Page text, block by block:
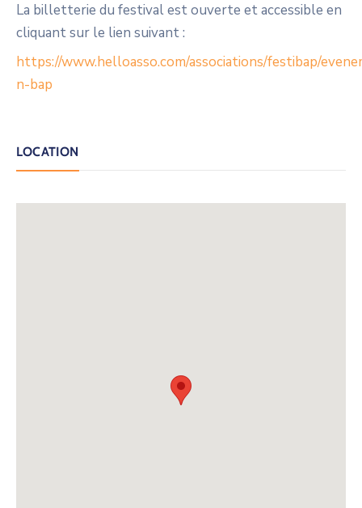
La billetterie du festival est ouverte et accessible en
cliquant sur le lien suivant :
https://www.helloasso.com/associations/festibap/
n-bap
LOCATION